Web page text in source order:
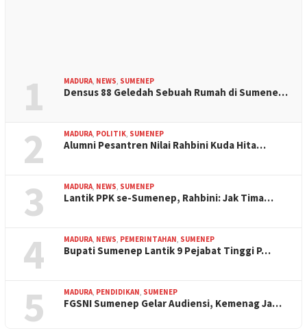
1 MADURA, NEWS, SUMENEP
Densus 88 Geledah Sebuah Rumah di Sumene…
2 MADURA, POLITIK, SUMENEP
Alumni Pesantren Nilai Rahbini Kuda Hita…
3 MADURA, NEWS, SUMENEP
Lantik PPK se-Sumenep, Rahbini: Jak Tima…
4 MADURA, NEWS, PEMERINTAHAN, SUMENEP
Bupati Sumenep Lantik 9 Pejabat Tinggi P…
5 MADURA, PENDIDIKAN, SUMENEP
FGSNI Sumenep Gelar Audiensi, Kemenag Ja…